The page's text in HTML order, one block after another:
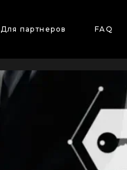
Для партнеров FAQ